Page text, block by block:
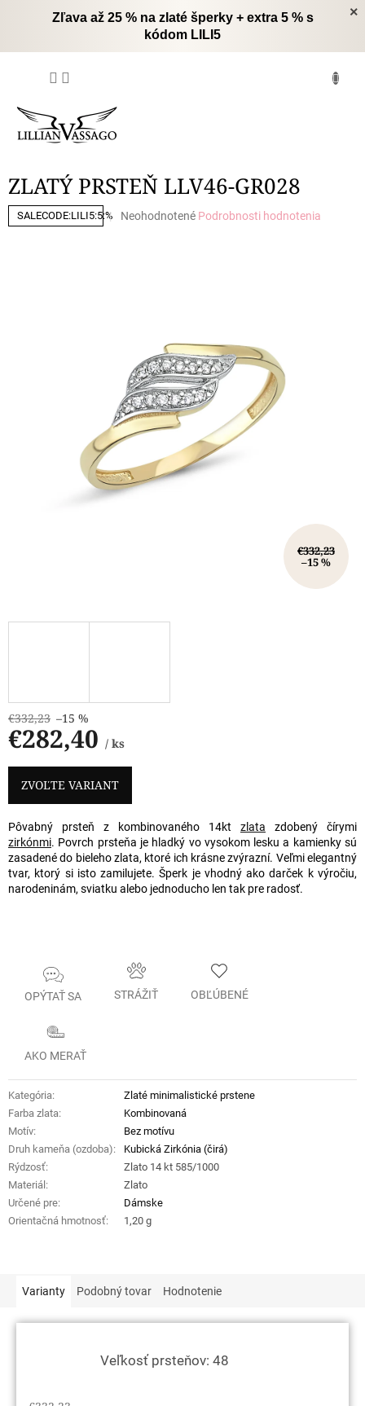
×
Zľava až 25 % na zlaté šperky + extra 5 % s
kódom LILI5
ZLATÝ PRSTEŇ LLV46-GR028
SALECODE:LILI5:5:%
Priemerné
Neohodnotené Podrobnosti hodnotenia
€332,23
–15 %
€332,23 –15 %
€282,40 / ks
Jednotková
cena:
ZVOĽTE VARIANT
Pôvabný prsteň z kombinovaného 14kt zlata zdobený čírymi
zirkónmi. Povrch prsteňa je hladký vo vysokom lesku a kamienky sú
zasadené do bieleho zlata, ktoré ich krásne zvýrazní. Veľmi elegantný
tvar, ktorý si isto zamilujete. Šperk je vhodný ako darček k výročiu,
narodeninám, sviatku alebo jednoducho len tak pre radosť.
OPÝTAŤ SA STRÁŽIŤ OBĽÚBENÉ
AKO MERAŤ
Kategória:
Zlaté minimalistické prstene
Farba zlata:
Kombinovaná
Motív:
Bez motívu
Druh kameňa (ozdoba):
Kubická Zirkónia (čirá)
Rýdzosť:
Zlato 14 kt 585/1000
Materiál :
Zlato
Určené pre:
Dámske
Orientačná hmotnosť: 1,20 g
Varianty Podobný tovar Hodnotenie
Veľkosť prsteňov: 48